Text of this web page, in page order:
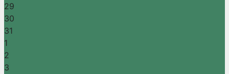
29
30
31
1
2
3